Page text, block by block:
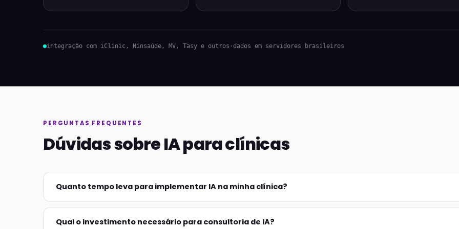
integração com iClinic, Ninsaúde, MV, Tasy e outros ·dados em servidores brasileiros
PERGUNTAS FREQUENTES
Dúvidas sobre IA para clínicas
Quanto tempo leva para implementar IA na minha clínica?
Qual o investimento necessário para consultoria de IA?